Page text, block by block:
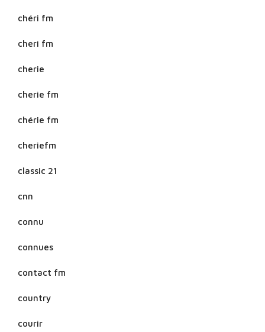
chéri fm
cheri fm
cherie
cherie fm
chérie fm
cheriefm
classic 21
cnn
connu
connues
contact fm
country
courir